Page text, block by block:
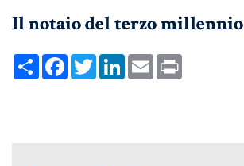
UNIONI CIVILI & CONVIVENZE
EREDITÀ & TESTAMENTO
TESTAMENTO DI VITA
Il notaio del terzo millennio
ShareFacebookTwitterLinkedInEmail